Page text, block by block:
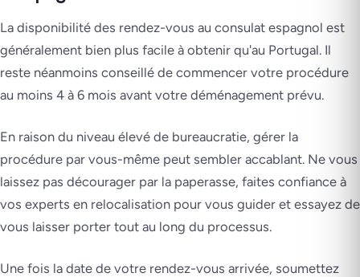
La disponibilité des rendez-vous au consulat espagnol est
généralement bien plus facile à obtenir qu'au Portugal. Il
reste néanmoins conseillé de commencer votre procédure
au moins 4 à 6 mois avant votre déménagement prévu.
En raison du niveau élevé de bureaucratie, gérer la
procédure par vous-même peut sembler accablant. Ne vous
laissez pas décourager par la paperasse, faites confiance à
vos experts en relocalisation pour vous guider et essayez de
vous laisser porter tout au long du processus.
Une fois la date de votre rendez-vous arrivée, soumettez